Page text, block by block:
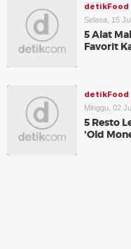
detikFood
Selasa, 15
5 Alat
Favorit
detikFood
Minggu, 02
5 Resto
'Old